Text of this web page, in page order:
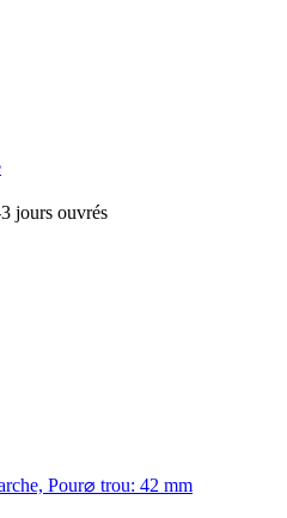
jours ouvrés
Pour⌀ trou: 42 mm